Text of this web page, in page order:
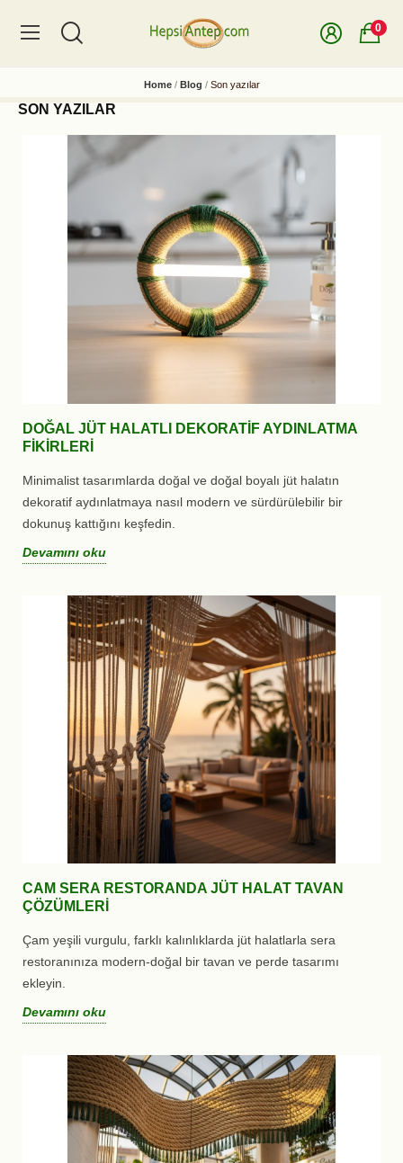
0
Home Blog Son yazılar
SON YAZILAR
DOĞAL JÜT HALATLI DEKORATIF AYDINLATMA
FIKIRLERI
Minimalist tasarımlarda doğal ve doğal boyalı jüt halatın
dekoratif aydınlatmaya nasıl modern ve sürdürülebilir bir
dokunuş kattığını keşfedin.
Devamını oku
CAM SERA RESTORANDA JÜT HALAT TAVAN
ÇÖZÜMLERI
Çam yeşili vurgulu, farklı kalınlıklarda jüt halatlarla sera
restoranınıza modern-doğal bir tavan ve perde tasarımı
ekleyin.
Devamını oku